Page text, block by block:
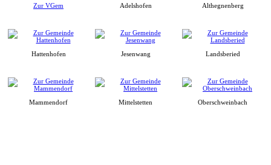
Zur VGem Adelshofen Althegnenberg
Hattenhofen Jesenwang Landsberied
Mammendorf Mittelstetten Oberschweinbach